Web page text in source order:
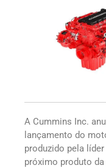
A Cummins Inc.
lançamento do
produzido pela
próximo produto